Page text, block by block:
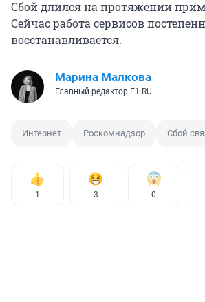
Сбой длился на протяжении
Сейчас работа сервисов
восстанавливается.
Марина Малкова
Главный редактор Е1.RU
Интернет Роскомнадзор Сбой
1 3 0